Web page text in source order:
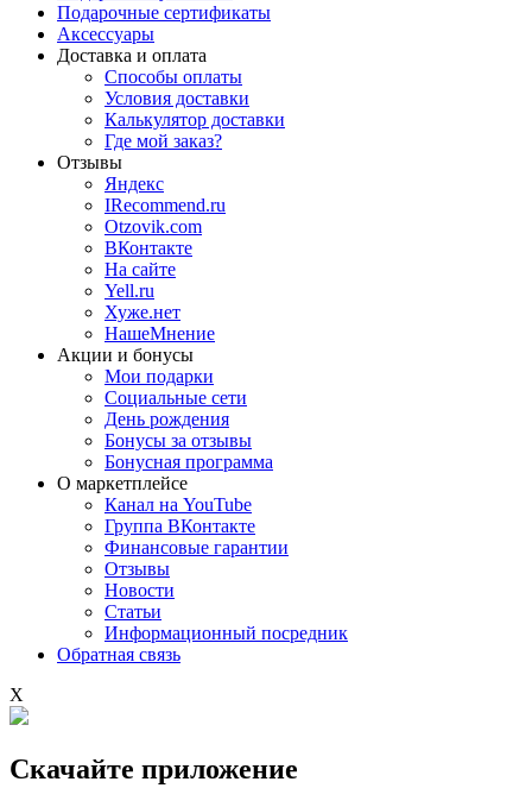
Подарочные сертификаты
Аксессуары
Доставка и оплата
Способы оплаты
Условия доставки
Калькулятор доставки
Где мой заказ?
Отзывы
Яндекс
IRecommend.ru
Otzovik.com
ВКонтакте
На сайте
Yell.ru
Хуже.нет
НашеМнение
Акции и бонусы
Мои подарки
Социальные сети
День рождения
Бонусы за отзывы
Бонусная программа
О маркетплейсе
Канал на YouTube
Группа ВКонтакте
Финансовые гарантии
Отзывы
Новости
Статьи
Информационный посредник
Обратная связь
X
Скачайте приложение